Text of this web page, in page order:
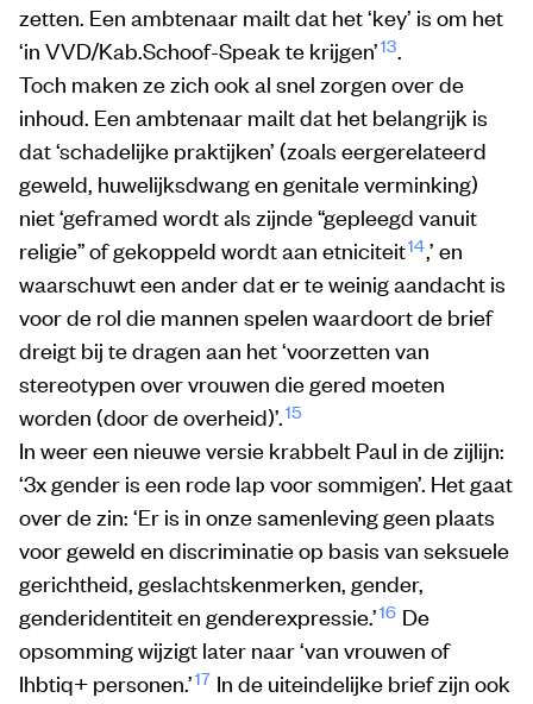
zetten. Een ambtenaar mailt dat het ‘key’ is om het
‘in VVD/Kab.Schoof-Speak te krijgen’13.
Toch maken ze zich ook al snel zorgen over de
inhoud. Een ambtenaar mailt dat het belangrijk is
dat ‘schadelijke praktijken’ (zoals eergerelateerd
geweld, huwelijksdwang en genitale verminking)
niet ‘geframed wordt als zijnde “gepleegd vanuit
religie” of gekoppeld wordt aan etniciteit14,’ en
waarschuwt een ander dat er te weinig aandacht is
voor de rol die mannen spelen waardoort de brief
dreigt bij te dragen aan het ‘voorzetten van
stereotypen over vrouwen die gered moeten
worden (door de overheid)’.15
In weer een nieuwe versie krabbelt Paul in de zijlijn:
‘3x gender is een rode lap voor sommigen’. Het gaat
over de zin: ‘Er is in onze samenleving geen plaats
voor geweld en discriminatie op basis van seksuele
gerichtheid, geslachtskenmerken, gender,
genderidentiteit en genderexpressie.’16 De
opsomming wijzigt later naar ‘van vrouwen of
Ihbtiq+ personen.’17 In de uiteindelijke brief zijn ook